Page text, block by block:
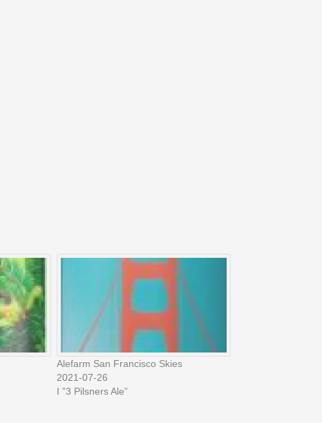
Alefarm San Francisco Skies
2021-07-26
I ”3 Pilsners Ale”